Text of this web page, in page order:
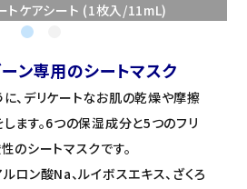
トケアシート (1枚入/11mL)
ン専用のシートマスク
、デリケートなお肌の乾燥や摩擦
ます。6つの保湿成分と5つのフリ
のシートマスクです。
ン酸Na、ルイボスエキス、ざくろ